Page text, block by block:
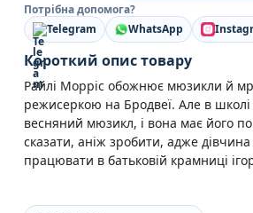
Потрібна допомога?
Telegram
WhatsApp
Короткий опис товару
Райлі Морріс обожнює мюзикли й
режисеркою на Бродвеї. Але в школі
весняний мюзикл, і вона має його
сказати, аніж зробити, адже
працювати в батьковій крамниці